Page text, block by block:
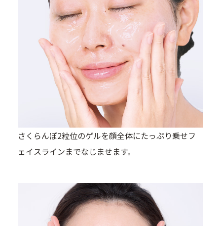
さくらんぼ2粒位のゲルを顔全体にたっぷり乗せフ
ェイスラインまでなじませます。